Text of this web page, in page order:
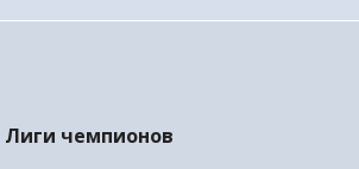
Лиги чемпионов